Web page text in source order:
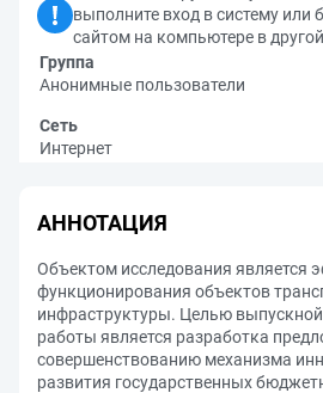
выполните вход в систему или
сайтом на компьютере в
Группа
Анонимные пользователи
Сеть
Интернет
АННОТАЦИЯ
Объектом исследования является
функционирования объектов
инфраструктуры. Целью
работы является разработка
совершенствованию механизма
развития государственных